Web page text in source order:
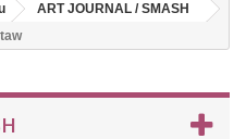
ART JOURNAL / SMASH